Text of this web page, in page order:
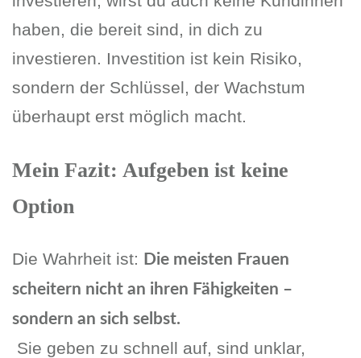
haben, die bereit sind, in dich zu
investieren. Investition ist kein Risiko,
sondern der Schlüssel, der Wachstum
überhaupt erst möglich macht.
Mein Fazit: Aufgeben ist keine
Option
Die Wahrheit ist: Die meisten Frauen
scheitern nicht an ihren Fähigkeiten –
sondern an sich selbst.
Sie geben zu schnell auf, sind unklar,